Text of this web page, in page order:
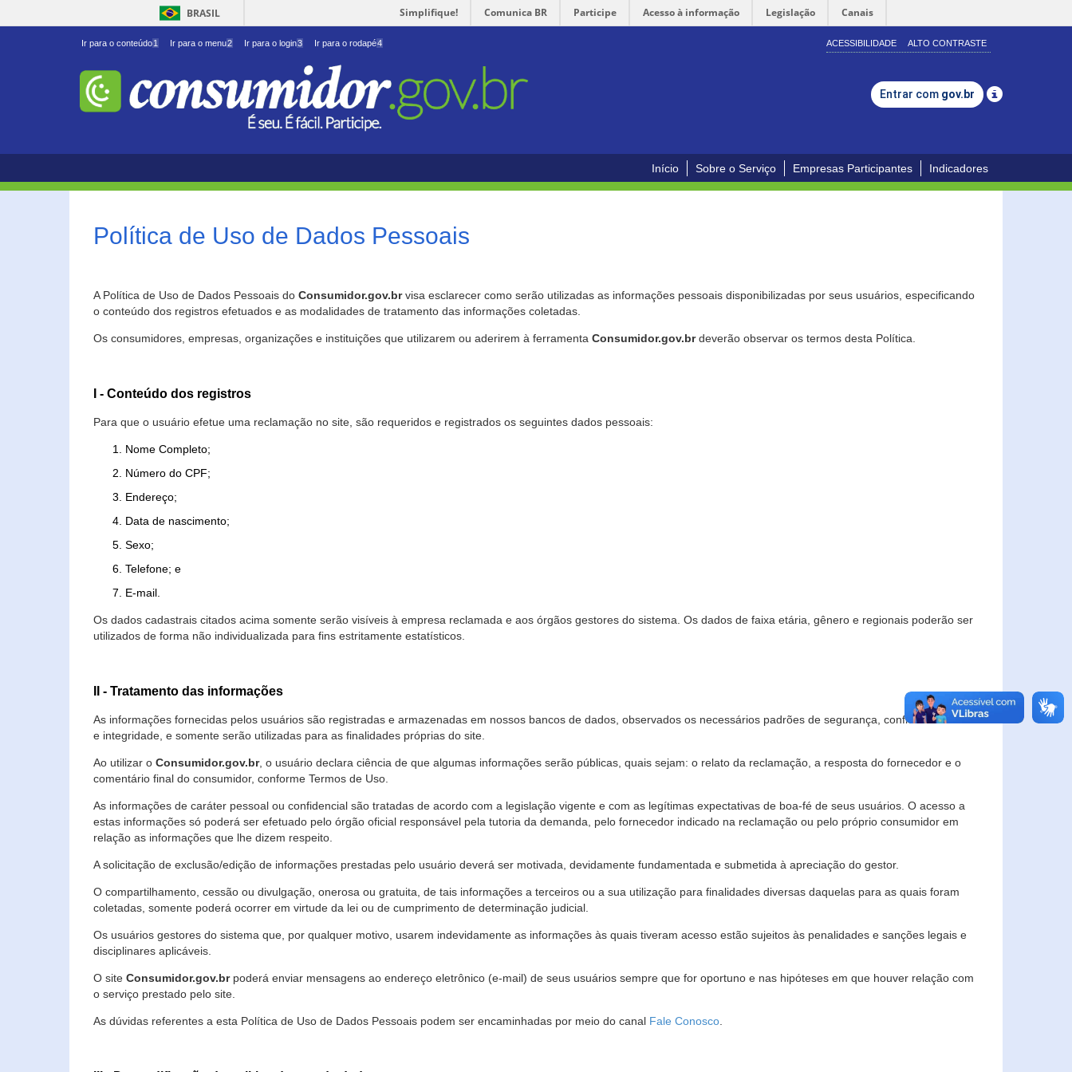
BRASIL Simplifique! Comunica BR Participe Acesso à informação Legislação Canais
Ir para o conteúdo1 Ir para o menu2 Ir para o login3 Ir para o rodapé4 ACESSIBILIDADE ALTO CONTRASTE
Entrar com gov.br
Início Sobre o Serviço Empresas Participantes Indicadores
Política de Uso de Dados Pessoais
A Política de Uso de Dados Pessoais do Consumidor.gov.brvisa esclarecer como serão utilizadas as informações pessoais disponibilizadas por seus usuários, especificando
o conteúdo dos registros efetuados e as modalidades de tratamento das informações coletadas.
Os consumidores, empresas, organizações e instituições que utilizarem ou aderirem à ferramenta Consumidor.gov.brdeverão observar os termos desta Política.
I - Conteúdo dos registros
Para que o usuário efetue uma reclamação no site, são requeridos e registrados os seguintes dados pessoais:
Nome Completo;
Número do CPF;
Endereço;
Data de nascimento;
Sexo;
Telefone; e
E-mail.
Os dados cadastrais citados acima somente serão visíveis à empresa reclamada e aos órgãos gestores do sistema. Os dados de faixa etária, gênero e regionais poderão ser
utilizados de forma não individualizada para fins estritamente estatísticos.
II - Tratamento das informações
As informações fornecidas pelos usuários são registradas e armazenadas em nossos bancos de dados, observados os necessários padrões de segurança, confidencialidade
e integridade, e somente serão utilizadas para as finalidades próprias do site.
Ao utilizar o Consumidor.gov.br, o usuário declara ciência de que algumas informações serão públicas, quais sejam: o relato da reclamação, a resposta do fornecedor e o
comentário final do consumidor, conforme Termos de Uso.
As informações de caráter pessoal ou confidencial são tratadas de acordo com a legislação vigente e com as legítimas expectativas de boa-fé de seus usuários. O acesso a
estas informações só poderá ser efetuado pelo órgão oficial responsável pela tutoria da demanda, pelo fornecedor indicado na reclamação ou pelo próprio consumidor em
relação as informações que lhe dizem respeito.
A solicitação de exclusão/edição de informações prestadas pelo usuário deverá ser motivada, devidamente fundamentada e submetida à apreciação do gestor.
O compartilhamento, cessão ou divulgação, onerosa ou gratuita, de tais informações a terceiros ou a sua utilização para finalidades diversas daquelas para as quais foram
coletadas, somente poderá ocorrer em virtude da lei ou de cumprimento de determinação judicial.
Os usuários gestores do sistema que, por qualquer motivo, usarem indevidamente as informações às quais tiveram acesso estão sujeitos às penalidades e sanções legais e
disciplinares aplicáveis.
O site Consumidor.gov.brpoderá enviar mensagens ao endereço eletrônico (e-mail) de seus usuários sempre que for oportuno e nas hipóteses em que houver relação com
o serviço prestado pelo site.
As dúvidas referentes a esta Política de Uso de Dados Pessoais podem ser encaminhadas por meio do canal Fale Conosco